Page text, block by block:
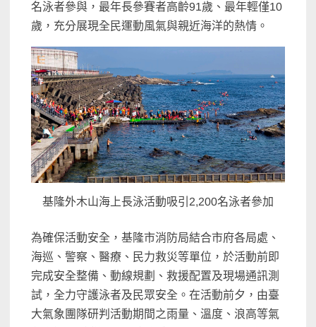
名泳者參與，最年長參賽者高齡91歲、最年輕僅10
歲，充分展現全民運動風氣與親近海洋的熱情。
基隆外木山海上長泳活動吸引2,200名泳者參加
為確保活動安全，基隆市消防局結合市府各局處、
海巡、警察、醫療、民力救災等單位，於活動前即
完成安全整備、動線規劃、救援配置及現場通訊測
試，全力守護泳者及民眾安全。在活動前夕，由臺
大氣象團隊研判活動期間之雨量、溫度、浪高等氣